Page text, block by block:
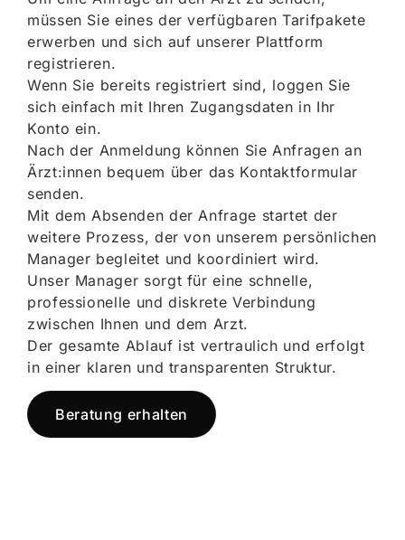
müssen Sie eines der verfügbaren Tarifpakete
erwerben und sich auf unserer Plattform
registrieren.
Wenn Sie bereits registriert sind, loggen Sie
sich einfach mit Ihren Zugangsdaten in Ihr
Konto ein.
Nach der Anmeldung können Sie Anfragen an
Ärzt:innen bequem über das Kontaktformular
senden.
Mit dem Absenden der Anfrage startet der
weitere Prozess, der von unserem persönlichen
Manager begleitet und koordiniert wird.
Unser Manager sorgt für eine schnelle,
professionelle und diskrete Verbindung
zwischen Ihnen und dem Arzt.
Der gesamte Ablauf ist vertraulich und erfolgt
in einer klaren und transparenten Struktur.
Beratung erhalten